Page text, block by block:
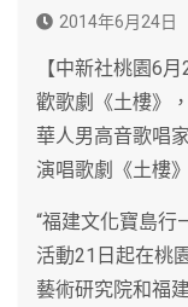
2014年6月24日
【中新社桃園6
歡歌劇《土樓》
華人男高音歌唱
演唱歌劇《土樓
“福建文化寶島
活動21日起在桃
藝術研究院和福